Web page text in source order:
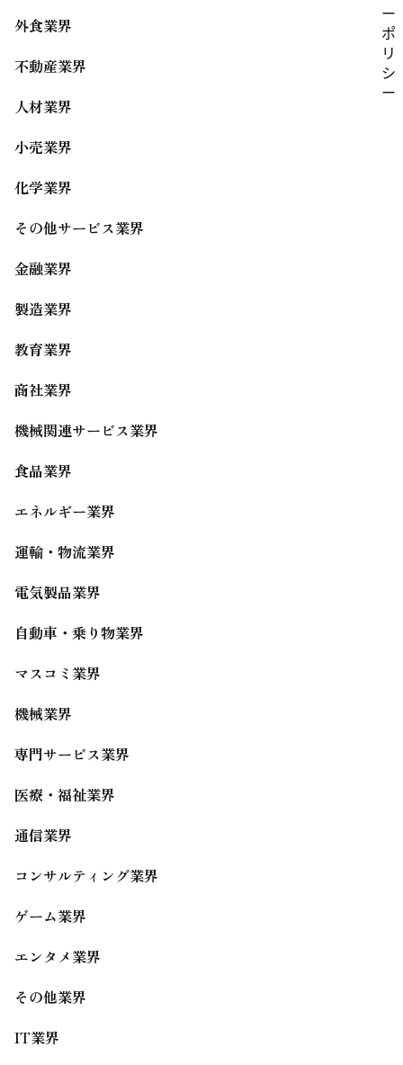
ー
ポ
リ
シ
ー
外食業界
不動産業界
人材業界
小売業界
化学業界
その他サービス業界
金融業界
製造業界
教育業界
商社業界
機械関連サービス業界
食品業界
エネルギー業界
運輸・物流業界
電気製品業界
自動車・乗り物業界
マスコミ業界
機械業界
専門サービス業界
医療・福祉業界
通信業界
コンサルティング業界
ゲーム業界
エンタメ業界
その他業界
IT業界